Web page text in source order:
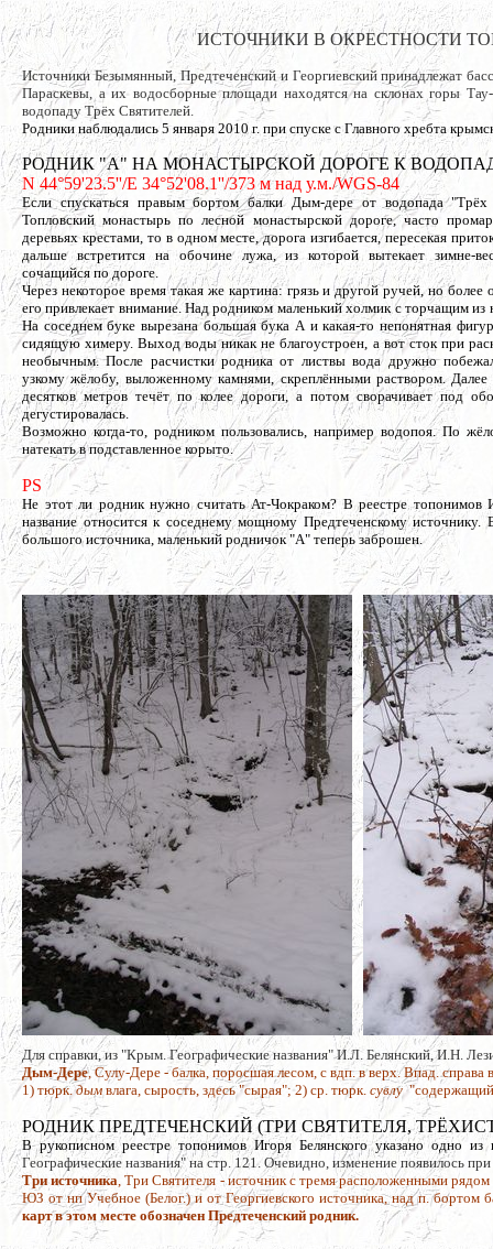
ИСТОЧНИКИ В ОКРЕСТНОСТИ
Источники Безымянный, Предтеченский и Георгиевский принадлежат
Параскевы, а их водосборные площади находятся на склонах горы
водопаду Трёх Святителей.
Родники наблюдались 5 января 2010 г. при спуске с Главного хребта
Для справки, из "Крым. Географические названия" И.Л. Белянский, И.Н.
Дым-Дере, Сулу-Дере - балка, поросшая лесом, с вдп. в верх. Впад.
1) тюрк.дым влага, сырость, здесь "сырая"; 2) ср. тюрк. сувлу
РОДНИК ПРЕДТЕЧЕНСКИЙ (ТРИ СВЯТИТЕЛЯ,
В рукописном реестре топонимов Игоря Белянского указано одно
Географические названия" на стр. 121. Очевидно, изменение появилось
Три источника, Три Святителя - источник с тремя расположенными
ЮЗ от нп Учебное (Белог.) и от Георгиевского источника, над п.
карт в этом месте обозначен Предтеченский родник.
РОДНИК "А" НА МОНАСТЫРСКОЙ ДОРОГЕ К
N 44°59'23.5''/E 34°52'08.1''/373 м над у.м./WGS-84
Если спускаться правым бортом балки Дым-дере от водопада "Трёх
Топловский монастырь по лесной монастырской дороге, часто
деревьях крестами, то в одном месте, дорога изгибается, пересекая
дальше встретится на обочине лужа, из которой вытекает зимне-
сочащийся по дороге.
Через некоторое время такая же картина: грязь и другой ручей, но более
его привлекает внимание. Над родником маленький холмик с торчащим из
На соседнем буке вырезана большая бука А и какая-то непонятная
сидящую химеру. Выход воды никак не благоустроен, а вот сток при
необычным. После расчистки родника от листвы вода дружно
узкому жёлобу, выложенному камнями, скреплёнными раствором. Далее
десятков метров течёт по колее дороги, а потом сворачивает под
дегустировалась.
Возможно когда-то, родником пользовались, например водопоя. По
натекать в подставленное корыто.
PS
Не этот ли родник нужно считать Ат-Чокраком? В реестре топонимов
название относится к соседнему мощному Предтеченскому источнику.
большого источника, маленький родничок "А" теперь заброшен.